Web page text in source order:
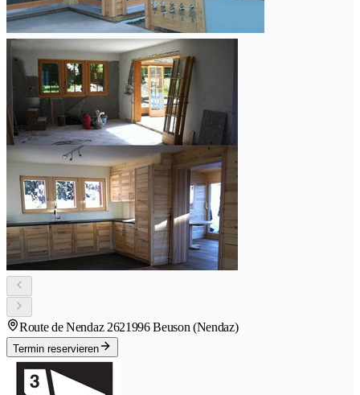
Route de Nendaz 2621996 Beuson (Nendaz)
Termin reservieren